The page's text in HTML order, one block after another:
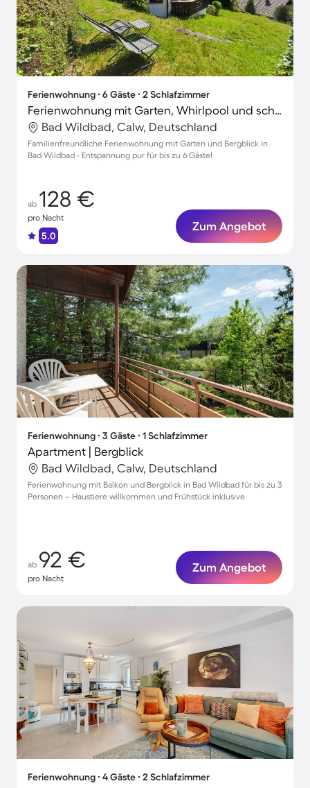
Ferienwohnung ∙ 6 Gäste ∙ 2 Schlafzimmer
Ferienwohnung mit Garten, Whirlpool und schnellem Internet | Gartenblick
Bad Wildbad, Calw, Deutschland
Familienfreundliche Ferienwohnung mit Garten und Bergblick in
Bad Wildbad - Entspannung pur für bis zu 6 Gäste!
ab 128 €
pro Nacht
5.0
Zum Angebot
Ferienwohnung ∙ 3 Gäste ∙ 1 Schlafzimmer
Apartment | Bergblick
Bad Wildbad, Calw, Deutschland
Ferienwohnung mit Balkon und Bergblick in Bad Wildbad für bis zu 3
Personen – Haustiere willkommen und Frühstück inklusive
ab 92 €
pro Nacht
Zum Angebot
Ferienwohnung ∙ 4 Gäste ∙ 2 Schlafzimmer